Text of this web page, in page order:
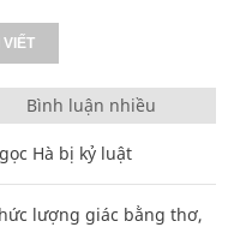
VIẾT
Bình luận nhiều
Hà bị kỷ luật
lượng giác bằng thơ,